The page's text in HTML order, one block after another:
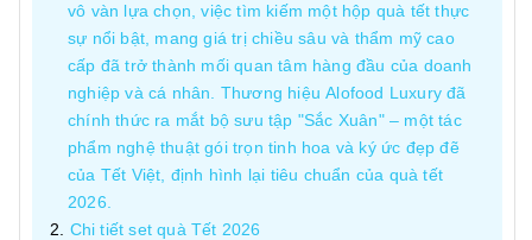
vô vàn lựa chọn, việc tìm kiếm một hộp quà tết thực
sự nổi bật, mang giá trị chiều sâu và thẩm mỹ cao
cấp đã trở thành mối quan tâm hàng đầu của doanh
nghiệp và cá nhân. Thương hiệu Alofood Luxury đã
chính thức ra mắt bộ sưu tập "Sắc Xuân" – một tác
phẩm nghệ thuật gói trọn tinh hoa và ký ức đẹp đẽ
của Tết Việt, định hình lại tiêu chuẩn của quà tết
2026.
Chi tiết set quà Tết 2026